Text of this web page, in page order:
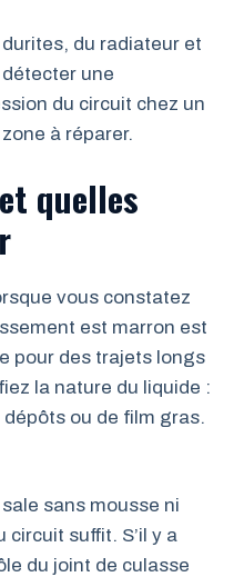
du radiateur et
une
du circuit chez un
à réparer.
quelles
vous constatez
est marron est
pour des trajets longs
la nature du liquide :
ou de film gras.
sans mousse ni
suffit. S’il y a
du joint de culasse